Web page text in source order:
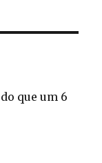
que um 6